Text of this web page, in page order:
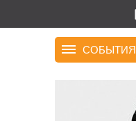
СОБЫТИЯ